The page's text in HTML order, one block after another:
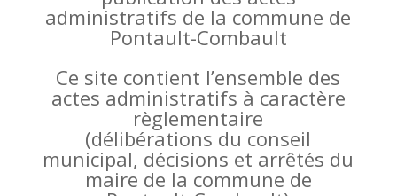
administratifs de la commune de
Pontault-Combault
Ce site contient l’ensemble des
actes administratifs à caractère
règlementaire
(délibérations du conseil
municipal, décisions et arrêtés du
maire de la commune de